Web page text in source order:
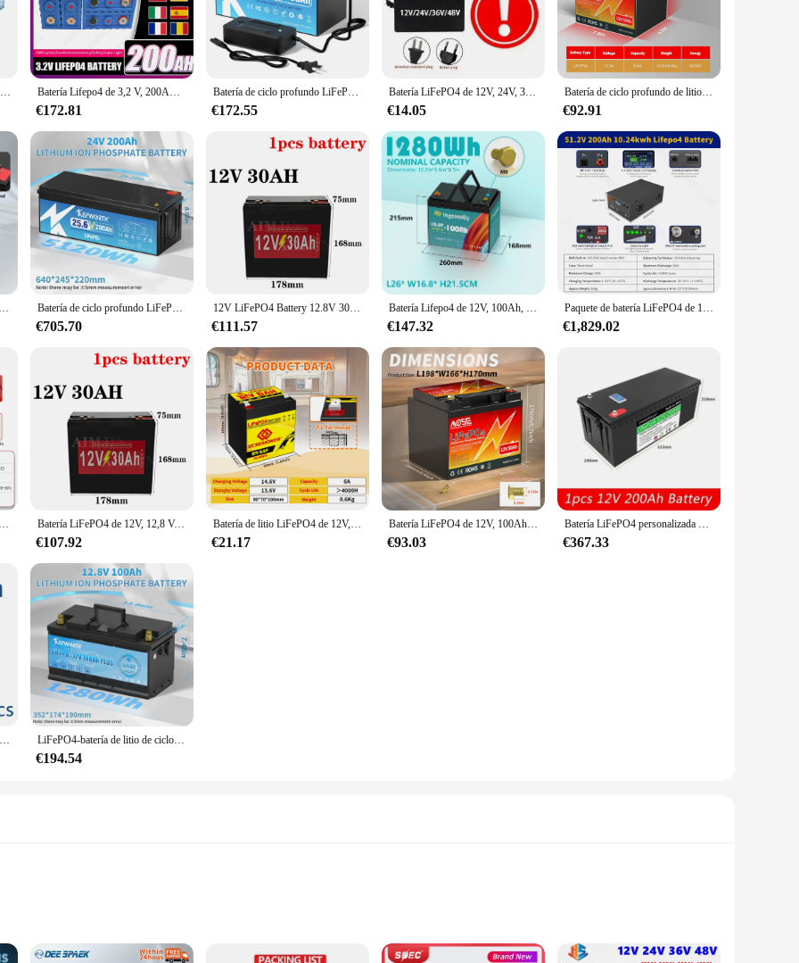
solution for off-grid applications. Designed to withstand the rigors of deep cycle usage, this battery pack is perfect for those who
a remote cabin, an RV, or a solar system, the deep cycle design ensures that your devices receive consistent power, even when the
solution that can be combined with other 200ah batteries to create a larger capacity system. This scalability makes it an excellent choice
Whether you're a wholesaler, vendor, or supplier, the bateria ciclo profundo 200ah offers a reliable and cost-effective solution for
efficiency. Lead-acid batteries are known for their durability and eco-friendliness, making them an excellent choice for those who
perfect for storing energy from renewable sources like solar panels, ensuring that your energy is used efficiently and effectively. The
over time, reducing the need for frequent replacements and promoting sustainability.
Batería LiFePO4 con BMS para sistema de energía Solar con cargador, 12,8 V, 100Ah, 120AH, 180Ah, 200Ah, 300Ah Batería Lifepo4 de 3,2 V, 200AH, 4/8/16 Uds., nuevo paquete de celda recargable de ciclos profundos, bricolaje, 12V, 24V, 48V, motocicleta, coche, Stock de la UE, sin impuestos
€172.81
Batería de ciclo profundo LiFePO4 para carros de Golf, Motor de arrastre marino, 12V, 100Ah, 120AH, 200Ah, 300Ah, BMS mejorado incorporado, existencias en la UE, nuevo
€172.55
Batería LiFePO4 de 12V, 24V, 36V, 48V, 200AH, BMS incorporado para sistema de energía Solar, campistas RV, carrito de Golf, ciclo profundo Solar todoterreno
€14.05
Batería de ciclo profundo de litio de 12V sin impuestos para UE, EE. UU., 12,8 V, 50Ah, 100Ah, 200Ah, LiFePO4, para campistas RV, Motor de curricán marino
€92.91
Batería LiFePO4 de 12V, 24V, 36V, 48V, 6Ah, 10Ah, 30Ah, 100Ah, 200Ah, 300Ah, batería de litio recargable de ciclo profundo para carrito de Golf RV Solar Batería de ciclo profundo LiFePO4 de 24V, 200Ah, con almacenamiento de energía máxima de 5120WH, perfecta para sistemas Isla, fuente de alimentación de emergencia, nueva
€705.70
12V LiFePO4 Battery 12.8V 30Ah 50Ah 80Ah 100Ah 150Ah 200Ah Rechargeable Deep Cycle for Camping EVHome System
€111.57
Batería Lifepo4 de 12V, 100Ah, 200Ah, 300Ah, 6Ah, 10Ah, 12Ah, 20Ah, 30Ah, ciclo profundo, BMS, Serie de soporte, protección de temperatura paralela
€147.32
Paquete de batería LiFePO4 de 10KWh, 48V, 200Ah, 51,2 V, BMS inteligente, ciclo profundo, 2A, equilibrio activo, puede RS485 para almacenamiento de energía Solar inversor
€1,829.02
Stock UE EE. UU. 12V 24V 36V 48V LiFePO4 batería 100Ah 200Ah 300Ah batería de litio de ciclo profundo para carrito de Golf RV energía eólica Solar Batería LiFePO4 de 12V, 12,8 V, 30Ah, 50Ah, 80Ah, 100Ah, 150Ah, 200Ah, ciclo profundo recargable para sistema EVHome de Camping
€107.92
Batería de litio LiFePO4 de 12V, 6Ah, 10Ah, 20Ah, 100Ah, 200Ah, BMS incorporado, ciclos profundos, batería recargable de fosfato de hierro y litio
€21.17
Batería LiFePO4 de 12V, 100Ah, 200Ah, 300Ah, 12,8 V, batería recargable de ciclo profundo, batería de fosfato de hierro y litio LiFePO4 Аккумуляторы
€93.03
Batería LiFePO4 personalizada para sistema de energía Solar, BMS integrado para autocaravanas, campistas, carrito de Golf, ciclo profundo todoterreno, 12V, 24V, 36V, 48V, 200Ah
€367.33
Paquete de batería Lifepo4 de 12V y 200Ah, celdas impermeables de fosfato de hierro y litio para carrito de Golf, inversor de almacenamiento de energía Solar, Motor de barco LiFePO4-batería de litio de ciclo profundo, dispositivo recargable con Bluetooth, BMS incorporado, 12V, 24V, 40, 60, 100, 120, 200Ah, para carrito de Golf RV/Camper, novedad
€194.54